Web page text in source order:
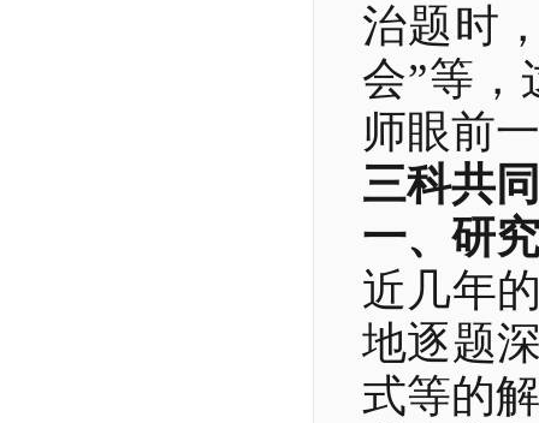
治题时
会”等
师眼前
三科共
一、研
近几年
地逐题
式等的